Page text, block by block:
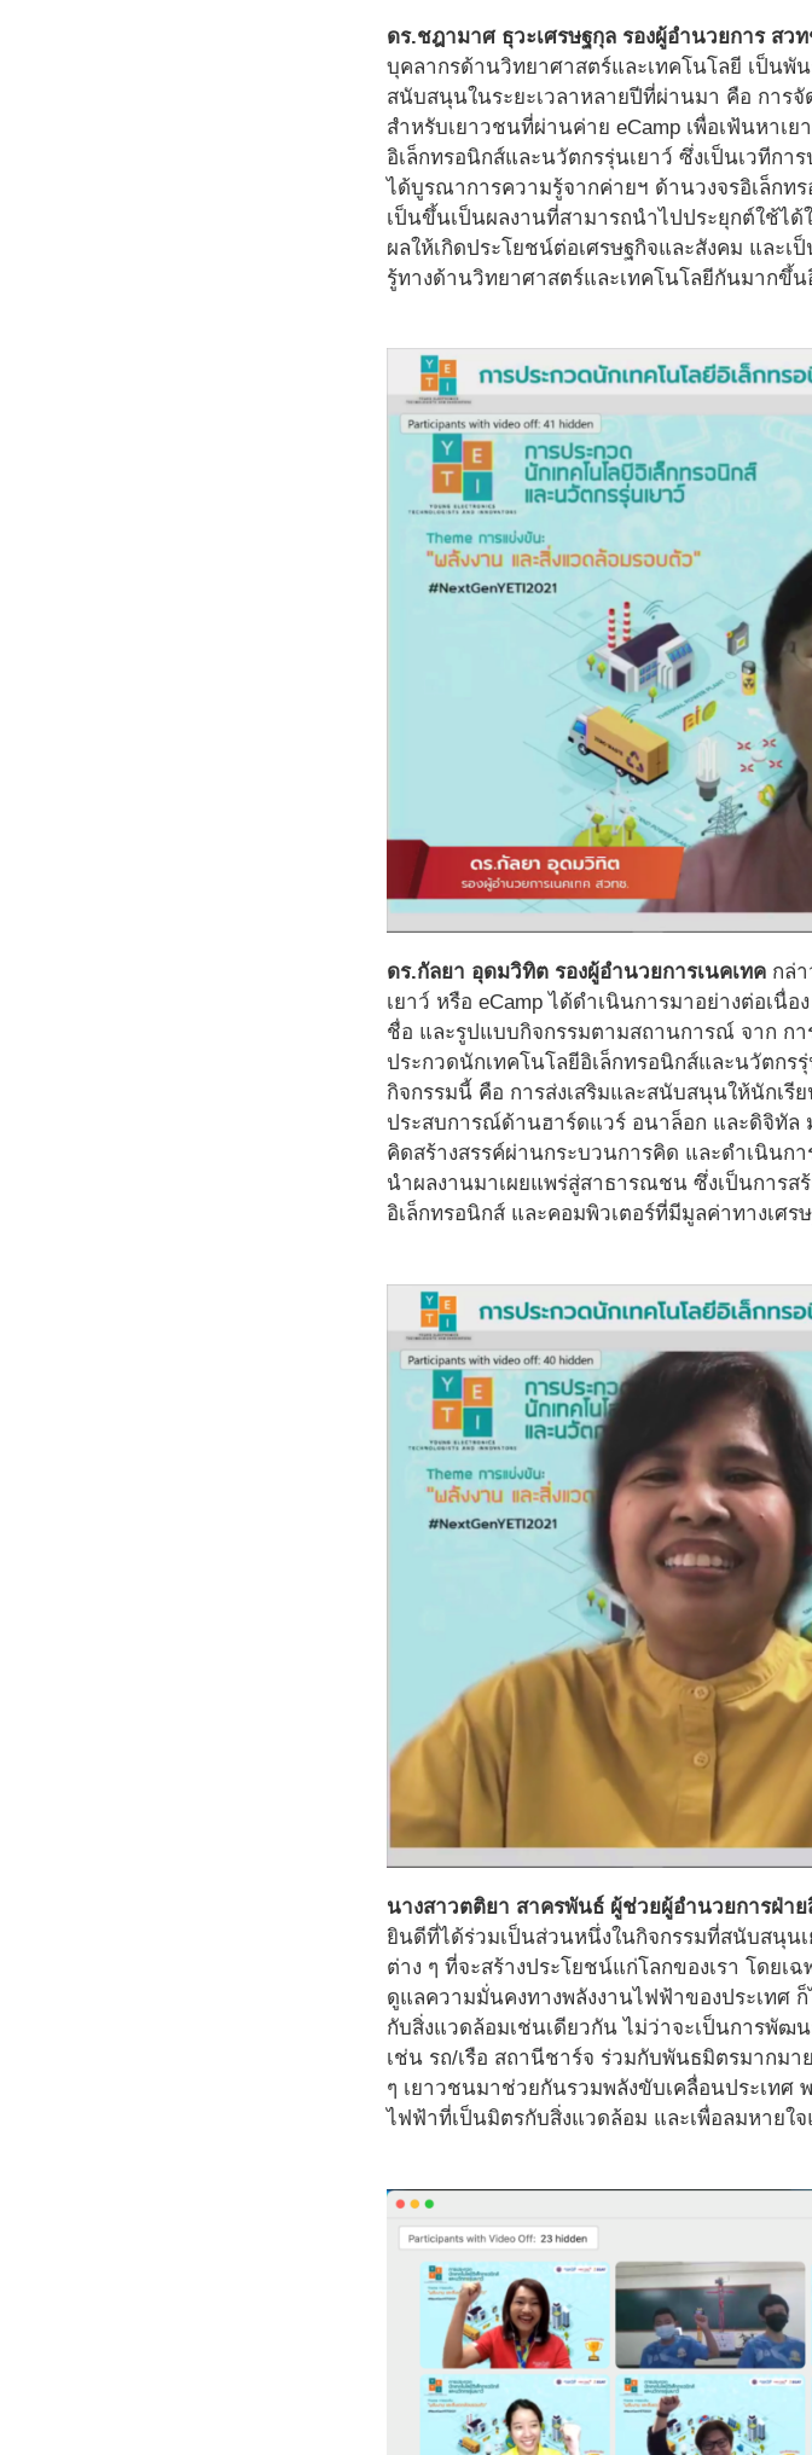
ดร.ชฎามาศ ธุวะเศรษฐกุล รองผู้อำนวยการ สว
บุคลากรด้านวิทยาศาสตร์และเทคโนโลยี เป็น
สนับสนุนในระยะเวลาหลายปีที่ผ่านมา คือ การ
สำหรับเยาวชนที่ผ่านค่าย eCamp เพื่อเฟ้นหาเ
อิเล็กทรอนิกส์และนวัตกรรุ่นเยาว์ ซึ่งเป็นเวทีก
ได้บูรณาการความรู้จากค่ายฯ ด้านวงจรอิเล็กท
เป็นขึ้นเป็นผลงานที่สามารถนำไปประยุกต์ใช้ไ
ผลให้เกิดประโยชน์ต่อเศรษฐกิจและสังคม และ
รู้ทางด้านวิทยาศาสตร์และเทคโนโลยีกันมากขึ้น
ดร.กัลยา อุดมวิทิต รองผู้อำนวยการเนคเทค กล่
เยาว์ หรือ eCamp ได้ดำเนินการมาอย่างต่อเ
ชื่อ และรูปแบบกิจกรรมตามสถานการณ์ จาก กา
ประกวดนักเทคโนโลยีอิเล็กทรอนิกส์และนวัตกร
กิจกรรมนี้ คือ การส่งเสริมและสนับสนุนให้นักเ
ประสบการณ์ด้านฮาร์ดแวร์ อนาล็อก และดิจิทั
คิดสร้างสรรค์ผ่านกระบวนการคิด และดำเนินก
นำผลงานมาเผยแพร่สู่สาธารณชน ซึ่งเป็นการ
อิเล็กทรอนิกส์ และคอมพิวเตอร์ที่มีมูลค่าทางเศร
นางสาวตติยา สาครพันธ์ ผู้ช่วยผู้อำนวยการฝ่า
ยินดีที่ได้ร่วมเป็นส่วนหนึ่งในกิจกรรมที่สนับสนุน
ต่าง ๆ ที่จะสร้างประโยชน์แก่โลกของเรา โดยเ
ดูแลความมั่นคงทางพลังงานไฟฟ้าของประเทศ
กับสิ่งแวดล้อมเช่นเดียวกัน ไม่ว่าจะเป็นการพัฒ
เช่น รถ/เรือ สถานีชาร์จ ร่วมกับพันธมิตรมากม
ๆ เยาวชนมาช่วยกันรวมพลังขับเคลื่อนประเทศ
ไฟฟ้าที่เป็นมิตรกับสิ่งแวดล้อม และเพื่อลมหายใ